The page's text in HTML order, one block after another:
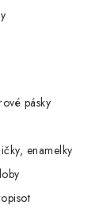
pásky
enamelky